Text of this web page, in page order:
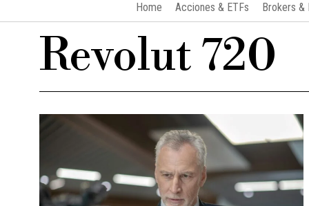
Home Acciones & ETFs Brokers &
Revolut 720